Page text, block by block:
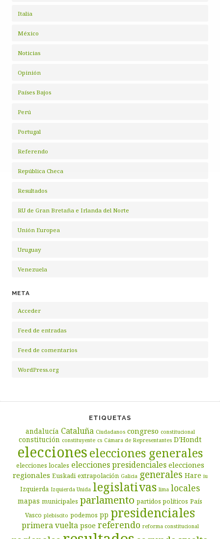
Italia
México
Noticias
Opinión
Países Bajos
Perú
Portugal
Referendo
República Checa
Resultados
RU de Gran Bretaña e Irlanda del Norte
Unión Europea
Uruguay
Venezuela
META
Acceder
Feed de entradas
Feed de comentarios
WordPress.org
ETIQUETAS
andalucía Cataluña Ciudadanos congreso constitucional
constitución constituyente cs Cámara de Representantes D'Hondt
eleccioneselecciones generales
elecciones locales elecciones presidenciales elecciones
regionales Euskadi extrapolación Galicia generales Hare iu
Izquierda Izquierda Unida legislativas lima locales
mapas municipales parlamento partidos políticos País
Vasco plebiscito podemos pp presidenciales
primera vuelta psoe referendo reforma constitucional